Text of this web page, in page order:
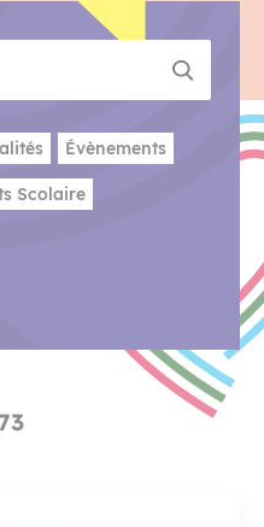
Évènements
Scolaire